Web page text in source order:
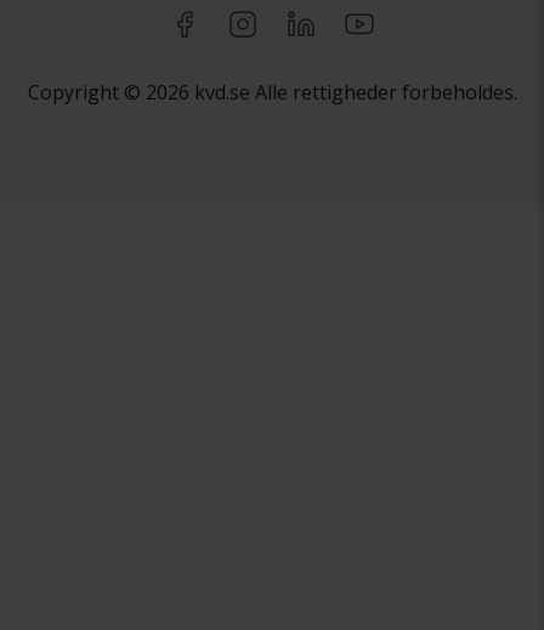
Copyright © 2026 kvd.se Alle rettigheder forbeholdes.